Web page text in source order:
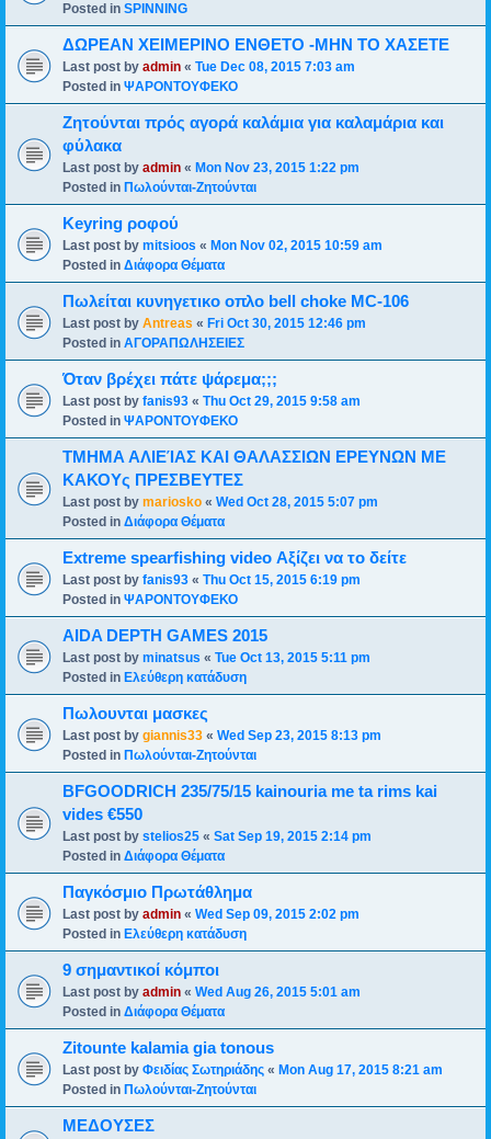
Posted in SPINNING
ΔΩΡΕΑΝ ΧΕΙΜΕΡΙΝΟ ΕΝΘΕΤΟ -ΜΗΝ ΤΟ ΧΑΣΕΤΕ
Last post by admin « Tue Dec 08, 2015 7:03 am
Posted in ΨΑΡΟΝΤΟΥΦΕΚΟ
Ζητούνται πρός αγορά καλάμια για καλαμάρια και
φύλακα
Last post by admin « Mon Nov 23, 2015 1:22 pm
Posted in Πωλούνται-Ζητούνται
Keyring ροφού
Last post by mitsioos « Mon Nov 02, 2015 10:59 am
Posted in Διάφορα Θέματα
Πωλείται κυνηγετικο οπλο bell choke MC-106
Last post by Antreas « Fri Oct 30, 2015 12:46 pm
Posted in ΑΓΟΡΑΠΩΛΗΣΕΙΕΣ
Όταν βρέχει πάτε ψάρεμα;;;
Last post by fanis93 « Thu Oct 29, 2015 9:58 am
Posted in ΨΑΡΟΝΤΟΥΦΕΚΟ
ΤΜΗΜΑ ΑΛΙΕΊΑΣ ΚΑΙ ΘΑΛΑΣΣΙΩΝ ΕΡΕΥΝΩΝ ΜΕ
ΚΑΚΟΥς ΠΡΕΣΒΕΥΤΕΣ
Last post by mariosko « Wed Oct 28, 2015 5:07 pm
Posted in Διάφορα Θέματα
Extreme spearfishing video Αξίζει να το δείτε
Last post by fanis93 « Thu Oct 15, 2015 6:19 pm
Posted in ΨΑΡΟΝΤΟΥΦΕΚΟ
AIDA DEPTH GAMES 2015
Last post by minatsus « Tue Oct 13, 2015 5:11 pm
Posted in Ελεύθερη κατάδυση
Πωλουνται μασκες
Last post by giannis33 « Wed Sep 23, 2015 8:13 pm
Posted in Πωλούνται-Ζητούνται
BFGOODRICH 235/75/15 kainouria me ta rims kai
vides €550
Last post by stelios25 « Sat Sep 19, 2015 2:14 pm
Posted in Διάφορα Θέματα
Παγκόσμιο Πρωτάθλημα
Last post by admin « Wed Sep 09, 2015 2:02 pm
Posted in Ελεύθερη κατάδυση
9 σημαντικοί κόμποι
Last post by admin « Wed Aug 26, 2015 5:01 am
Posted in Διάφορα Θέματα
Zitounte kalamia gia tonous
Last post by Φειδίας Σωτηριάδης « Mon Aug 17, 2015 8:21 am
Posted in Πωλούνται-Ζητούνται
ΜΕΔΟΥΣΕΣ